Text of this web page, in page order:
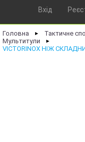
Вхід
Головна ► Тактичне
Мультитули ►
VICTORINOX НІЖ